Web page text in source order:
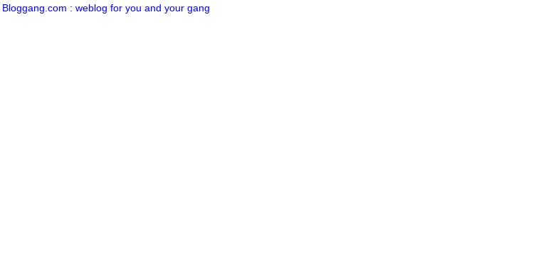
Bloggang.com : weblog for you and your gang